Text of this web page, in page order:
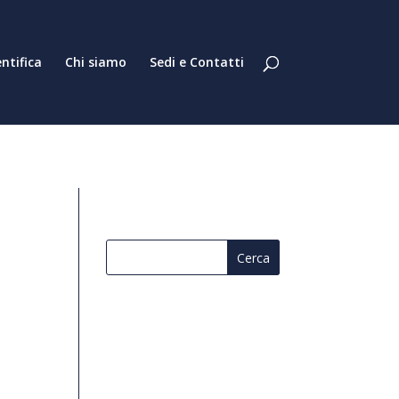
Chi siamo Sedi e Contatti